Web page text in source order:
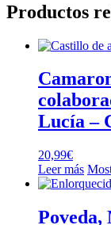
Productos
Lucía –
20,99€
Leer más